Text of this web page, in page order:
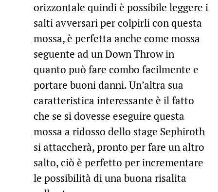
orizzontale quindi è possibile leggere i
salti avversari per colpirli con questa
mossa, è perfetta anche come mossa
seguente ad un Down Throw in
quanto può fare combo facilmente e
portare buoni danni. Un’altra sua
caratteristica interessante è il fatto
che se si dovesse eseguire questa
mossa a ridosso dello stage Sephiroth
si attaccherà, pronto per fare un altro
salto, ciò è perfetto per incrementare
le possibilità di una buona risalita